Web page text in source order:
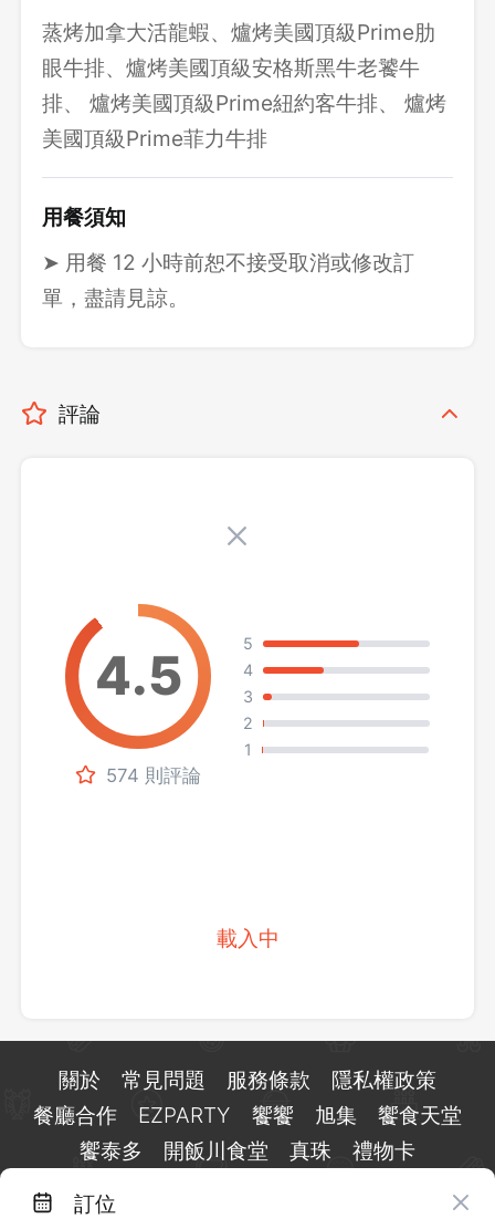
蒸烤加拿大活龍蝦、爐烤美國頂級Prime肋
眼牛排、爐烤美國頂級安格斯黑牛老饕牛
排、 爐烤美國頂級Prime紐約客牛排、 爐烤
美國頂級Prime菲力牛排
用餐須知
➤ 用餐 12 小時前恕不接受取消或修改訂
單，盡請見諒。
評論
574 則評論
5
4
3
2
1
載入中
訂位
關於 常見問題 服務條款
隱私權政策
餐廳合作
EZPARTY 饗饗 旭集
饗食天堂
饗泰多
開飯川食堂 真珠 禮物卡